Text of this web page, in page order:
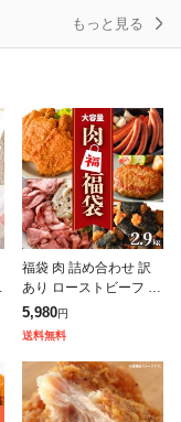
もっと見る
福袋 肉 詰め合わせ 訳
あり ローストビーフ 切
落し フライドチキン ハ
ンバーグ ウインナー ソ
5,980円
送料無料